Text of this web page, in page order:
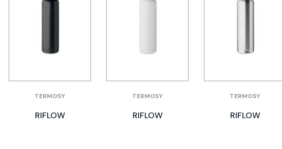
TERMOSY
RIFLOW
TERMOSY
RIFLOW
TERMOSY
RIFLOW